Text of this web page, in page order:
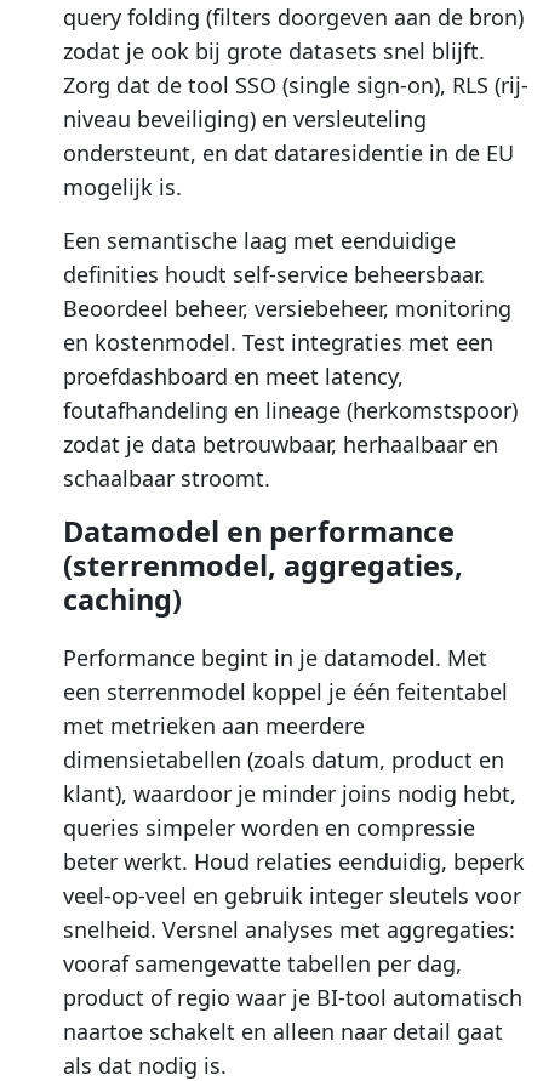
query folding (filters doorgeven aan de bron)
zodat je ook bij grote datasets snel blijft.
Zorg dat de tool SSO (single sign-on), RLS (rij-
niveau beveiliging) en versleuteling
ondersteunt, en dat dataresidentie in de EU
mogelijk is.
Een semantische laag met eenduidige
definities houdt self-service beheersbaar.
Beoordeel beheer, versiebeheer, monitoring
en kostenmodel. Test integraties met een
proefdashboard en meet latency,
foutafhandeling en lineage (herkomstspoor)
zodat je data betrouwbaar, herhaalbaar en
schaalbaar stroomt.
Datamodel en performance
(sterrenmodel, aggregaties,
caching)
Performance begint in je datamodel. Met
een sterrenmodel koppel je één feitentabel
met metrieken aan meerdere
dimensietabellen (zoals datum, product en
klant), waardoor je minder joins nodig hebt,
queries simpeler worden en compressie
beter werkt. Houd relaties eenduidig, beperk
veel-op-veel en gebruik integer sleutels voor
snelheid. Versnel analyses met aggregaties:
vooraf samengevatte tabellen per dag,
product of regio waar je BI-tool automatisch
naartoe schakelt en alleen naar detail gaat
als dat nodig is.